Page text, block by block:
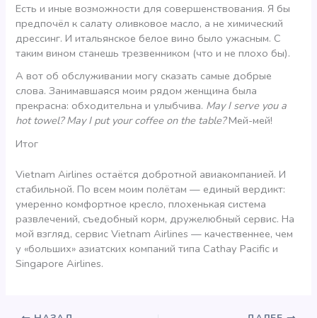
Есть и иные возможности для совершенствования. Я бы
предпочёл к салату оливковое масло, а не химический
дрессинг. И итальянское белое вино было ужасным. С
таким вином станешь трезвенником (что и не плохо бы).
А вот об обслуживании могу сказать самые добрые
слова. Занимавшаяся моим рядом женщина была
прекрасна: обходительна и улыбчива. May I serve you a
hot towel? May I put your coffee on the table?Мей-мей!
Итог
Vietnam Airlines остаётся добротной авиакомпанией. И
стабильной. По всем моим полётам — единый вердикт:
умеренно комфортное кресло, плохенькая система
развлечений, съедобный корм, дружелюбный сервис. На
мой взгляд, сервис Vietnam Airlines — качественнее, чем
у «больших» азиатских компаний типа Cathay Pacific и
Singapore Airlines.